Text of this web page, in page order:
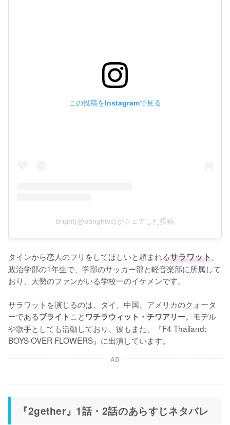
この投稿をInstagramで見る
bright(@bbrightvc)がシェアした投稿
タインから恋人のフリをしてほしいと頼まれるサラワット。
政治学部の1年生で、学部のサッカー部と軽音楽部に所属して
おり、大勢のファンがいる学校一のイケメンです。
サラワットを演じるのは、タイ、中国、アメリカのクォータ
ーであるブライト こと ワチラウィット・チワアリー。モデル
や歌手としても活動しており、彼もまた、『F4 Thailand:
BOYS OVER FLOWERS』に出演しています。
AD
『2gether』1話・2話のあらすじネタバレ